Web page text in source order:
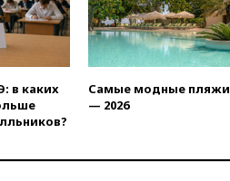
11:58
Резаи: Иран не допустит
открытия второго маршрута в
Ормузском проливе
11:48
Жители Москвы и
Подмосковья сообщили о
громких взрывах
11:41
банкротства для
в каких
Самые модные пляжи
— 2026